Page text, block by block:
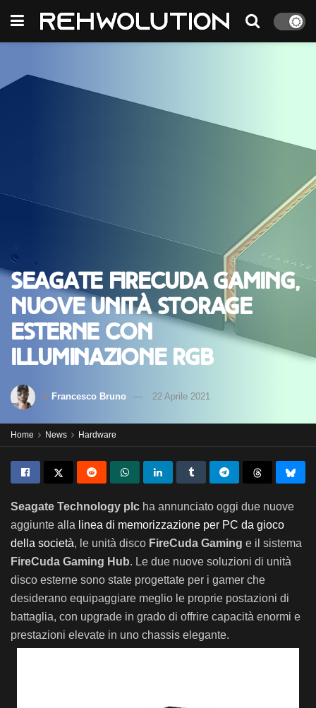
Seagate FireCuda Gaming,
nuove unità storage
esterne con
illuminazione RGB
di Francesco Bruno 22 Aprile 2021
Home News Hardware
Seagate Technology plc ha annunciato oggi due nuove
aggiunte alla linea di memorizzazione per PC da gioco
della società, le unità disco FireCuda Gaming e il sistema
FireCuda Gaming Hub. Le due nuove soluzioni di unità
disco esterne sono state progettate per i gamer che
desiderano equipaggiare meglio le proprie postazioni di
battaglia, con upgrade in grado di offrire capacità enormi e
prestazioni elevate in uno chassis elegante.